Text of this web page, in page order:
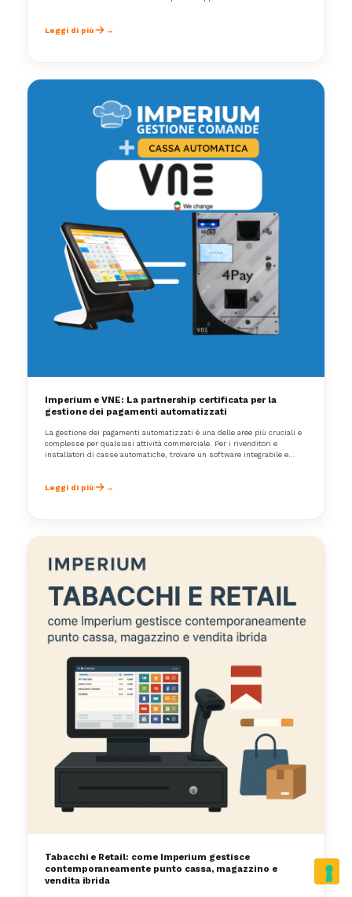
Leggi di più
Imperium e VNE: La partnership certificata per la
gestione dei pagamenti automatizzati
La gestione dei pagamenti automatizzati è una delle aree più cruciali e
complesse per qualsiasi attività commerciale. Per i rivenditori e
installatori di casse automatiche, trovare un software integrabile e
rappresenta una svolta significativa nel settore.
Leggi di più
Tabacchi e Retail: come Imperium gestisce
contemporaneamente punto cassa, magazzino e
vendita ibrida